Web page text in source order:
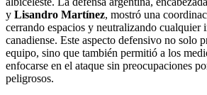
y Lisandro Martínez, mostró una
cerrando espacios y neutralizando cualquier
canadiense. Este aspecto defensivo no solo
equipo, sino que también permitió a los
enfocarse en el ataque sin preocupaciones
peligrosos.